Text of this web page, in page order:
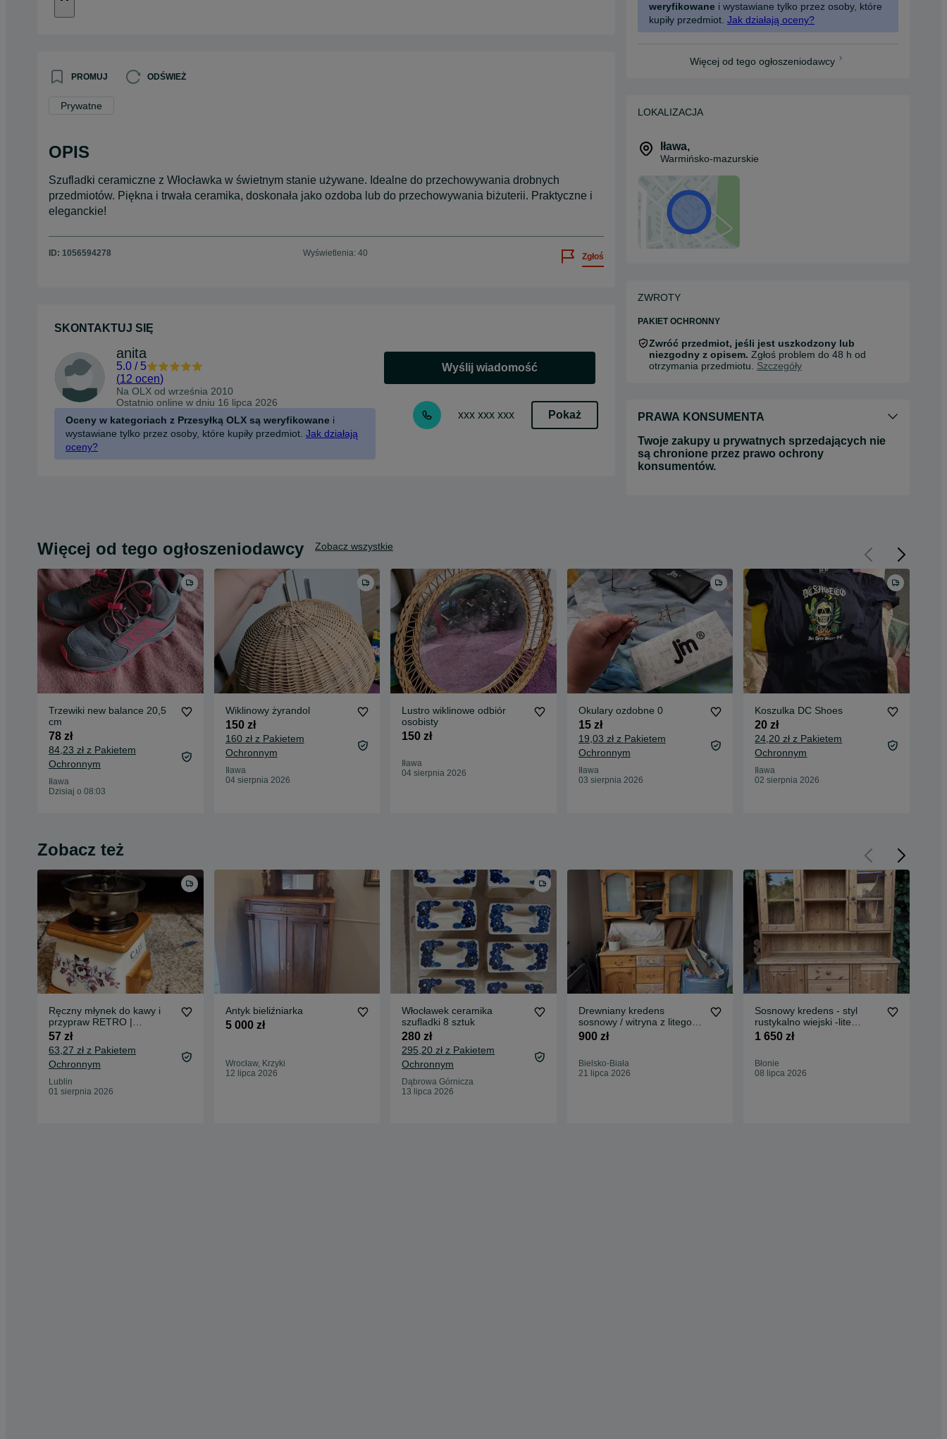
PROMUJ ODŚWIEŻ
Prywatne
OPIS
Szufladki ceramiczne z Włocławka w świetnym stanie używane. Idealne do przechowywania drobnych
przedmiotów. Piękna i trwała ceramika, doskonała jako ozdoba lub do przechowywania biżuterii. Praktyczne i
eleganckie!
ID: 1056594278 Wyświetlenia: 40 Zgłoś
SKONTAKTUJ SIĘ
anita
5.0 / 5
(12 ocen)
Na OLX od września 2010
Ostatnio online w dniu 16 lipca 2026
Oceny w kategoriach z Przesyłką OLX są weryfikowane i
wystawiane tylko przez osoby, które kupiły przedmiot. Jak działają
oceny?
Wyślij wiadomość
xxx xxx xxx Pokaż
weryfikowane i wystawiane tylko przez osoby, które
kupiły przedmiot. Jak działają oceny?
Więcej od tego ogłoszeniodawcy
LOKALIZACJA
Iława,
Warmińsko-mazurskie
ZWROTY
PAKIET OCHRONNY
Zwróć przedmiot, jeśli jest uszkodzony lub
niezgodny z opisem. Zgłoś problem do 48 h od
otrzymania przedmiotu. Szczegóły
PRAWA KONSUMENTA
Twoje zakupy u prywatnych sprzedających nie
są chronione przez prawo ochrony
konsumentów.
Więcej od tego ogłoszeniodawcy Zobacz wszystkie
Trzewiki new balance 20,5
cm
78 zł
84,23 zł z Pakietem
Ochronnym
Iława
Dzisiaj o 08:03
Wiklinowy żyrandol
150 zł
160 zł z Pakietem
Ochronnym
Iława
04 sierpnia 2026
Lustro wiklinowe odbiór
osobisty
150 zł
Iława
04 sierpnia 2026
Okulary ozdobne 0
15 zł
19,03 zł z Pakietem
Ochronnym
Iława
03 sierpnia 2026
Koszulka DC Shoes
20 zł
24,20 zł z Pakietem
Ochronnym
Iława
02 sierpnia 2026
Zobacz też
Ręczny młynek do kawy i
przypraw RETRO |
Porcelana i Drewno
57 zł
63,27 zł z Pakietem
Ochronnym
Lublin
01 sierpnia 2026
Antyk bieliźniarka
5 000 zł
Wrocław, Krzyki
12 lipca 2026
Włocławek ceramika
szufladki 8 sztuk
280 zł
295,20 zł z Pakietem
Ochronnym
Dąbrowa Górnicza
13 lipca 2026
Drewniany kredens
sosnowy / witryna z litego
drewna – super baza do
900 zł
Bielsko-Biała
21 lipca 2026
Sosnowy kredens - styl
rustykalno wiejski -lite
drewno-naturalny!
1 650 zł
Błonie
08 lipca 2026